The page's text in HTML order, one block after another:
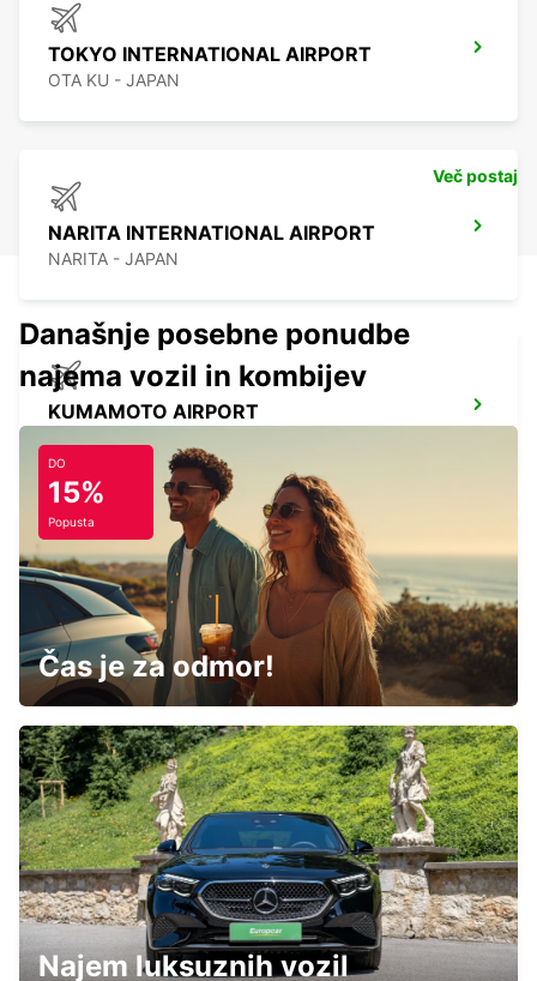
TOKYO INTERNATIONAL AIRPORT
OTA KU - JAPAN
NARITA INTERNATIONAL AIRPORT
NARITA - JAPAN
KUMAMOTO AIRPORT
FUKUOKA AIRPORT DOMESTIC
TERMINAL
FUKUOKA - JAPAN
FUKUOKA AIRPORT INTERNATIONAL
TERMINAL
FUKUOKA - JAPAN
Več postaj
Današnje posebne ponudbe
najema vozil in kombijev
DO
15%
Popusta
Čas je za odmor!
Najem luksuznih vozil